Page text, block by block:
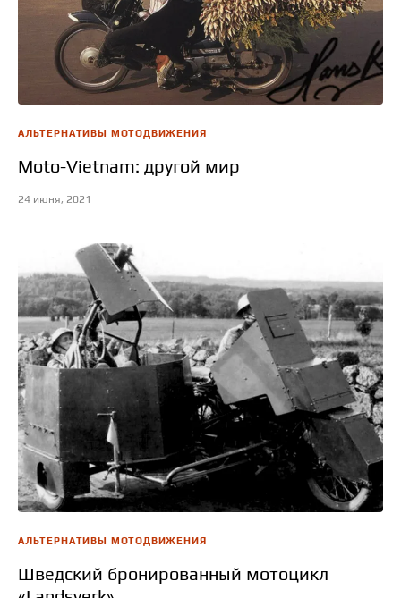
АЛЬТЕРНАТИВЫ МОТОДВИЖЕНИЯ
Moto-Vietnam: другой мир
24 июня, 2021
АЛЬТЕРНАТИВЫ МОТОДВИЖЕНИЯ
Шведский бронированный мотоцикл